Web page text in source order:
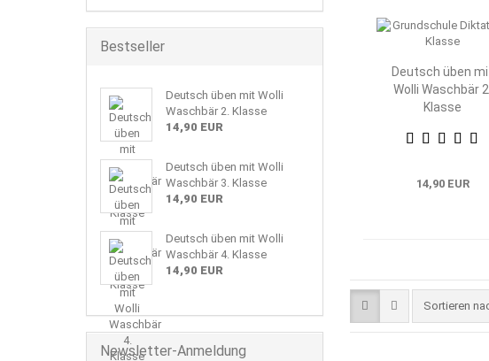
Deutsch üben
Wolli Waschbär 2.
Klasse
14,90 EUR
Sortieren
Sortieren
Bestseller
Deutsch üben mit Wolli
Waschbär 2. Klasse
14,90 EUR
Deutsch üben mit Wolli
Waschbär 3. Klasse
14,90 EUR
Deutsch üben mit Wolli
Waschbär 4. Klasse
14,90 EUR
Newsletter-Anmeldung